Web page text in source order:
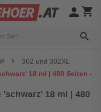
search
person shopping_cart
302 und 302XL
18 ml | 480 Seiten -
18 ml | 480